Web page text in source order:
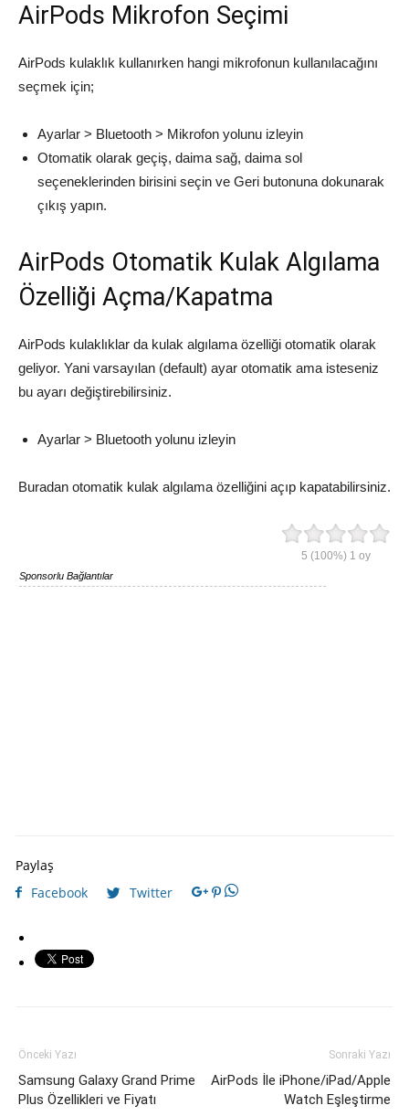
AirPods Mikrofon Seçimi
AirPods kulaklık kullanırken hangi mikrofonun kullanılacağını
seçmek için;
Ayarlar > Bluetooth > Mikrofon yolunu izleyin
Otomatik olarak geçiş, daima sağ, daima sol
seçeneklerinden birisini seçin ve Geri butonuna dokunarak
çıkış yapın.
AirPods Otomatik Kulak Algılama
Özelliği Açma/Kapatma
AirPods kulaklıklar da kulak algılama özelliği otomatik olarak
geliyor. Yani varsayılan (default) ayar otomatik ama isteseniz
bu ayarı değiştirebilirsiniz.
Ayarlar > Bluetooth yolunu izleyin
Buradan otomatik kulak algılama özelliğini açıp kapatabilirsiniz.
5 (100%) 1 oy
Sponsorlu Bağlantılar
Paylaş
Facebook
Twitter
Önceki Yazı
Samsung Galaxy Grand Prime
Plus Özellikleri ve Fiyatı
Sonraki Yazı
AirPods İle iPhone/iPad/Apple
Watch Eşleştirme